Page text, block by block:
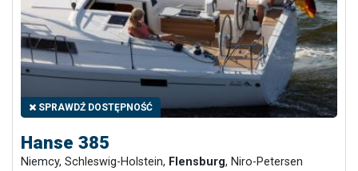
SPRAWDŹ DOSTĘPNOŚĆ
Hanse 385
Niemcy, Schleswig-Holstein, Flensburg, Niro-Petersen